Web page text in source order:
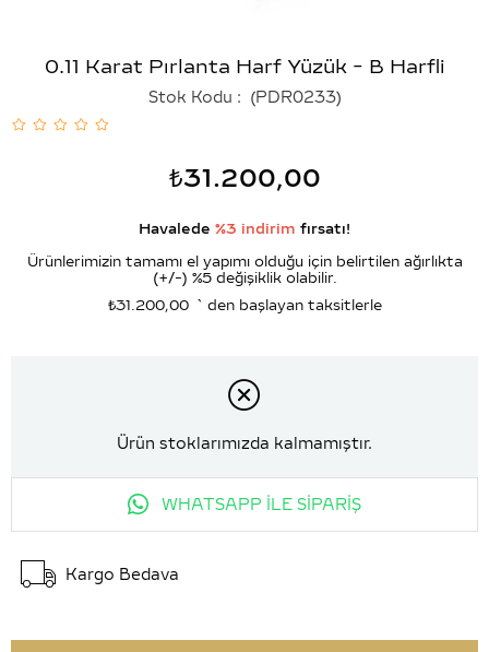
0.11 Karat Pırlanta Harf Yüzük - B Harfli
Stok Kodu (PDR0233)
₺31.200,00
Havalede %3 indirim fırsatı!
Ürünlerimizin tamamı el yapımı olduğu için belirtilen ağırlıkta
(+/-) %5 değişiklik olabilir.
₺31.200,00 `den başlayan taksitlerle
Ürün stoklarımızda kalmamıştır.
WHATSAPP İLE SİPARİŞ
Kargo Bedava